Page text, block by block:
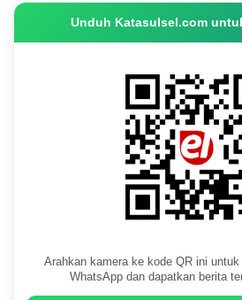
Unduh Katasulsel.com
Arahkan kamera ke kode QR ini
WhatsApp dan dapatkan berita